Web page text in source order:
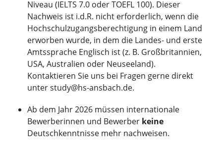
Niveau (IELTS 7.0 oder TOEFL 100). Dieser
Nachweis ist i.d.R. nicht erforderlich, wenn die
Hochschulzugangsberechtigung in einem Land
erworben wurde, in dem die Landes- und erste
Amtssprache Englisch ist (z. B. Großbritannien,
USA, Australien oder Neuseeland).
Kontaktieren Sie uns bei Fragen gerne direkt
unter study@hs-ansbach.de.
Ab dem Jahr 2026 müssen internationale
Bewerberinnen und Bewerber keine
Deutschkenntnisse mehr nachweisen.